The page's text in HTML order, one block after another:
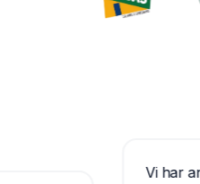
Vi har